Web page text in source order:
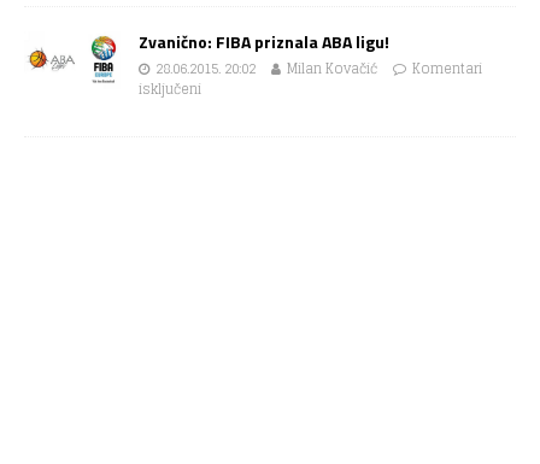
Zvanično: FIBA priznala ABA ligu!
28.06.2015. 20:02 Milan Kovačić
Komentari
isključeni